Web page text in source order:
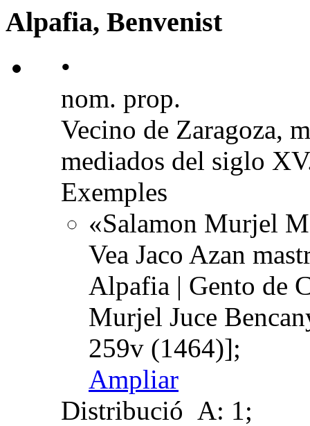
Alpafia, Benvenist
•
nom. prop.
Vecino de Zaragoza,
mediados del siglo
Exemples
«Salamon Murjel
Vea Jaco Azan
Alpafia | Gento de
Murjel Juce
259v (1464)];
Ampliar
Distribució A: 1;